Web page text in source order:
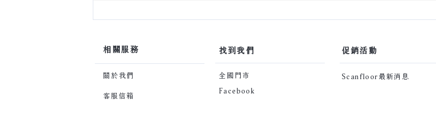
​相關服務
關於我們
客服信箱
​找到我們
​全國門市
Facebook
​促銷活動​
Scanfloor最新消息